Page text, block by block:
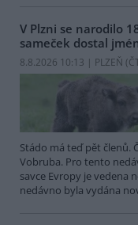
V Plzni se narodilo
sameček dostal
8.8.2026 10:13 | PLZEŇ (
Stádo má teď pět členů.
Vobruba. Pro tento
savce Evropy je vedena
nedávno byla vydána